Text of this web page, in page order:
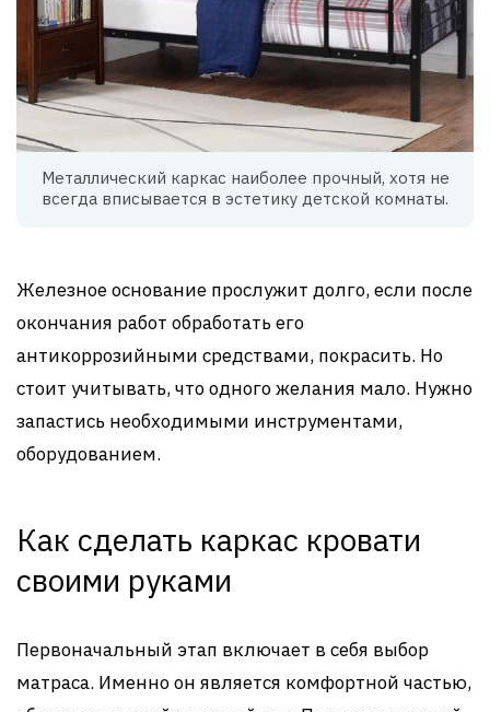
Металлический каркас наиболее прочный, хотя не
всегда вписывается в эстетику детской комнаты.
Железное основание прослужит долго, если после
окончания работ обработать его
антикоррозийными средствами, покрасить. Но
стоит учитывать, что одного желания мало. Нужно
запастись необходимыми инструментами,
оборудованием.
Как сделать каркас кровати
своими руками
Первоначальный этап включает в себя выбор
матраса. Именно он является комфортной частью,